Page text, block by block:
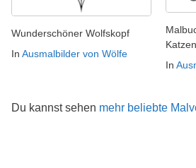
Wunderschöner Wolfskopf
In Ausmalbilder von Wölfe
In
Du kannst sehen mehr beliebte